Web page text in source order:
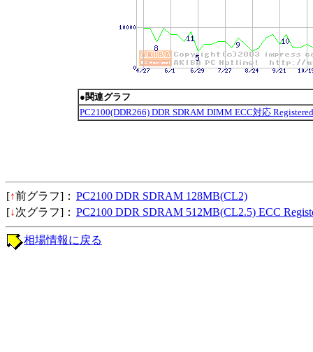
●関連グラフ
PC2100(DDR266) DDR SDRAM DIMM ECC対応
[↑前グラフ]： PC2100 DDR SDRAM 128MB(CL2)
[↓次グラフ]： PC2100 DDR SDRAM 512MB(CL2.5) ECC
相場情報に戻る